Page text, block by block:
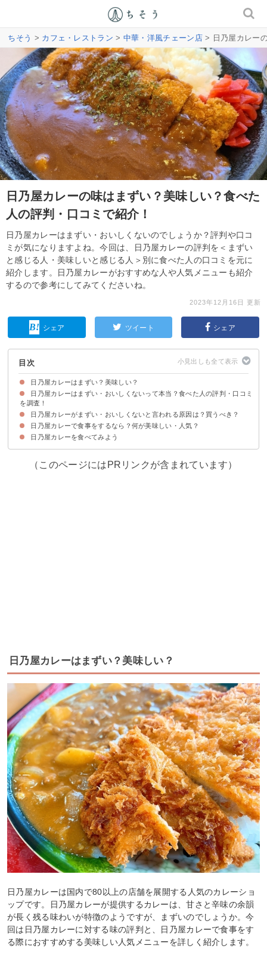
ちそう > カフェ・レストラン > 中華・洋風チェーン店> 日乃屋カレー
日乃屋カレーの味はまずい？美味しい？食べた
人の評判・口コミで紹介！
日乃屋カレーはまずい・おいしくないのでしょうか？評判や口コ
ミが気になりますよね。今回は、日乃屋カレーの評判を＜まずい
と感じる人・美味しいと感じる人＞別に食べた人の口コミを元に
紹介します。日乃屋カレーがおすすめな人や人気メニューも紹介
するので参考にしてみてくださいね。
2023年12月16日 更新
シェア ツイート シェア
目次
日乃屋カレーはまずい？美味しい？
日乃屋カレーはまずい・おいしくないって本当？食べた人の評判・口コミ
を調査！
日乃屋カレーがまずいと感じる人の口コミ
日乃屋カレーが美味しいと感じる人の口コミ
日乃屋カレーがまずい・おいしくないと言われる原因は？買うべき？
①値段に味が見合っていない
②味がイマイチな店舗だった
日乃屋カレーで食事をするなら？何が美味しい・人気？
①名物カツカレー（税込860円）
②名代上メンチカレー（税込860円）
③チーズカレー（税込750円）
日乃屋カレーを食べてみよう
（このページにはPRリンクが含まれています）
日乃屋カレーはまずい？美味しい？
日乃屋カレーは国内で80以上の店舗を展開する人気のカレーショ
ップです。日乃屋カレーが提供するカレーは、甘さと辛味の余韻
が長く残る味わいが特徴のようですが、まずいのでしょうか。今
回は日乃屋カレーに対する味の評判と、日乃屋カレーで食事をす
る際におすすめする美味しい人気メニューを詳しく紹介します。